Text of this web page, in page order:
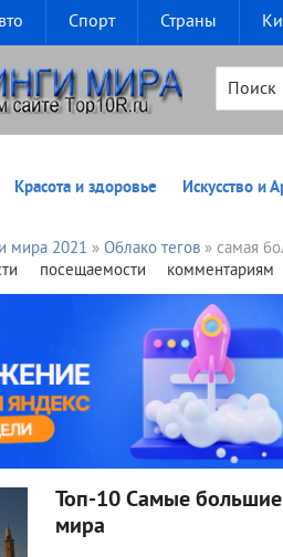
Спорт Страны
Красота и здоровье Искусство и
мира 2021 » Облако тегов » самая
посещаемости комментариям
Топ-10 Самые
мира